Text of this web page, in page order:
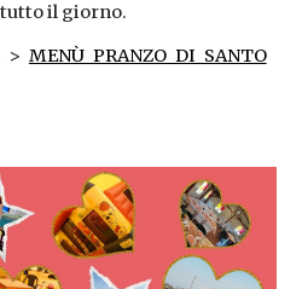
il giorno.
> MENÙ PRANZO DI SANTO